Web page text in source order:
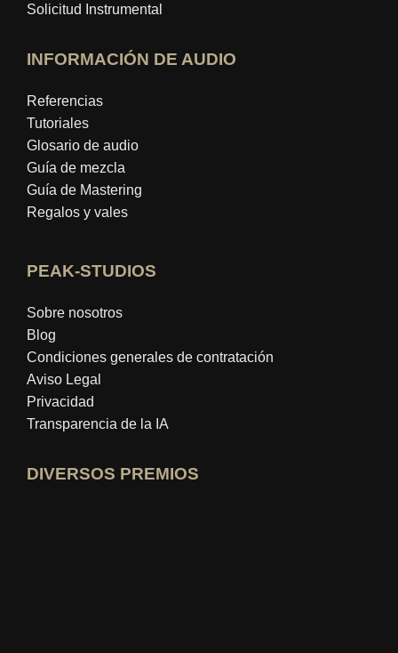
Solicitud Instrumental
INFORMACIÓN DE AUDIO
Referencias
Tutoriales
Glosario de audio
Guía de mezcla
Guía de Mastering
Regalos y vales
PEAK-STUDIOS
Sobre nosotros
Blog
Condiciones generales de contratación
Aviso Legal
Privacidad
Transparencia de la IA
DIVERSOS PREMIOS